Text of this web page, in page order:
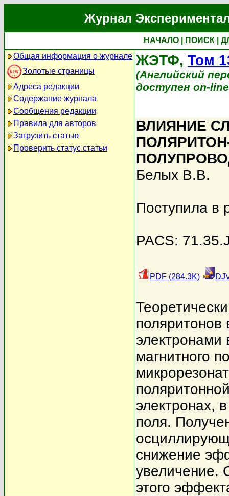
Журнал
НАЧАЛО ПОИСК
Общая информация о журнале
Золотые страницы
Адреса редакции
Содержание журнала
Сообщения редакции
Правила для авторов
Загрузить статью
Проверить статус статьи
ЖЭТФ, Том
(Английский
доступен on-
ВЛИЯНИЕ
Белых В.В.
Поступила в
PACS:
PDF (284.3K)
электронами
магнитного
электронах,
поля.
снижение
увеличение.
этого